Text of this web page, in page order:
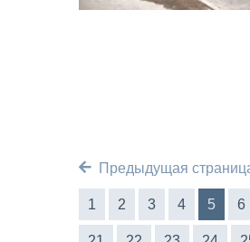
Предыдущая
1 2 3 4 5 6